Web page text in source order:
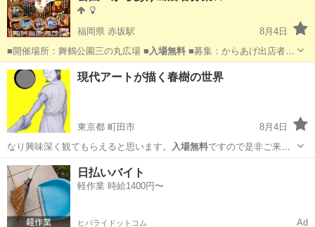
福岡県 赤坂駅
8月4日
■開催場所：舞鶴公園三の丸広場 ■ 入場無料■募集：からあげ出店者
(実店…
福岡 福岡市 赤坂駅 地域/お祭り 横丁
現代アートが描く春樹の世界
東京都 町田市
8月4日
なり興味深く観てもらえると思います。
入場無料ですので是非ご来場
ください。
東京 町田市 展示会 個展
日払いバイト
軽作業 時給1400円〜
ヒバライドットコム Ad